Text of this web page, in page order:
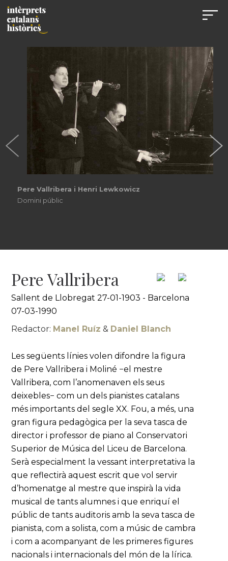
Pere Vallribera
Domini públic
Pere Vallribera
Sallent de Llobregat 27-01-1903 - Barcelona
07-03-1990
Redactor: Manel Ruíz & Daniel Blanch
Les següents línies volen difondre la figura
de Pere Vallribera i Moliné −el mestre
Vallribera, com l’anomenaven els seus
deixebles− com un dels pianistes catalans
més importants del segle XX. Fou, a més, una
gran figura pedagògica per la seva tasca de
director i professor de piano al Conservatori
Superior de Música del Liceu de Barcelona.
Serà especialment la vessant interpretativa la
que reflectirà aquest escrit que vol servir
d’homenatge al mestre que inspirà la vida
musical de tants alumnes i que enriquí el
públic de tants auditoris amb la seva tasca de
pianista, com a solista, com a músic de cambra
i com a acompanyant de les primeres figures
nacionals i internacionals del món de la lírica.